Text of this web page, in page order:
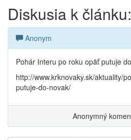
Diskusia k článku:
Anonym
Pohár Interu po roku opäť putuje
http://www.krknovaky.sk/aktuality/
putuje-do-novak/
Anonymný